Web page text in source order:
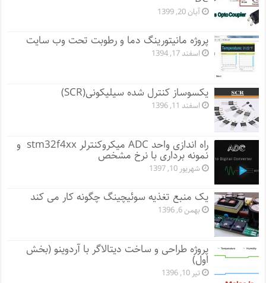
آبان 20, 1399
پروژه مانيتورينگ دما و رطوبت تحت وب سایت
اسفند 17, 1394
یکسوساز کنترل شده سیلیکونی(SCR)
اسفند 11, 1396
راه اندازی واحد ADC میکروکنترلر stm32f4xx و
نمونه برداری با نرخ مشخص
شهریور 10, 1397
یک منبع تغذیه سوئیچینگ چگونه کار می کند
بهمن 6, 1396
پروژه طراحی و ساخت دیتالاگر با آردوینو (بخش
اول)
تیر 10, 1396